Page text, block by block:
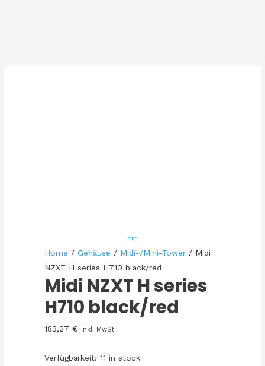
Home /Gehäuse / Midi-/Mini-Tower / Midi
NZXT H series H710 black/red
Midi NZXT H series
H710 black/red
183,27€ inkl. MwSt.
Verfügbarkeit: 11 in stock